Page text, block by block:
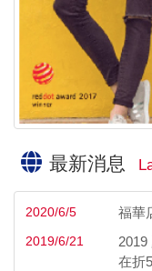
最新消息
2020/6/5 福華
2019/6/21
在折